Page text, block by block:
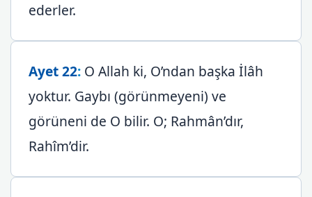
ederler.
Ayet 22: O Allah ki, O’ndan başka İlâh
yoktur. Gaybı (görünmeyeni) ve
görüneni de O bilir. O; Rahmân’dır,
Rahîm’dir.